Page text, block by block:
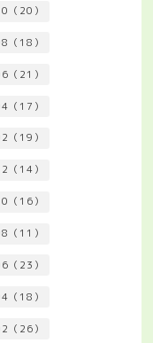
（20）
（18）
（21）
（17）
（19）
（14）
（16）
（11）
（23）
（18）
（26）